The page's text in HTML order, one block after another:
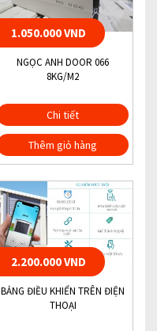
1.050.000 VND
NGỌC ANH DOOR 066
8KG/M2
Chi tiết
Thêm giỏ hàng
2.200.000 VND
BẢNG ĐIỀU KHIỂN TRÊN ĐIỆN
THOẠI